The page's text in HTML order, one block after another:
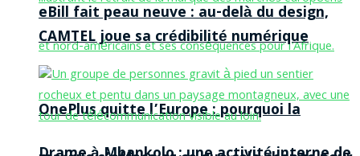
OnePlus quitte l’Europe : pourquoi la
eBill fait peau neuve : au-delà du design,
CAMTEL joue sa crédibilité numérique